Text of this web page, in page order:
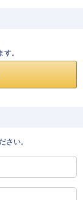
。
さい。